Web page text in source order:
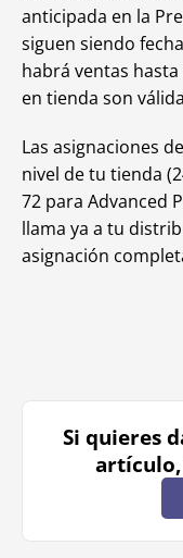
anticipada en la
siguen siendo
habrá ventas
en tienda son
Las asignaciones
nivel de tu tienda
72 para Advanced
llama ya a tu
asignación
Si quieres
artículo,